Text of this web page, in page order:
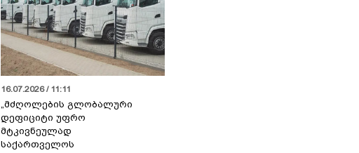
16.07.2026 / 11:11
„მძღოლების გლობალური
დეფიციტი უფრო
მტკივნეულად
საქართველოს